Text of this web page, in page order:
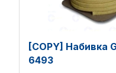
[COPY] Набивка
6493